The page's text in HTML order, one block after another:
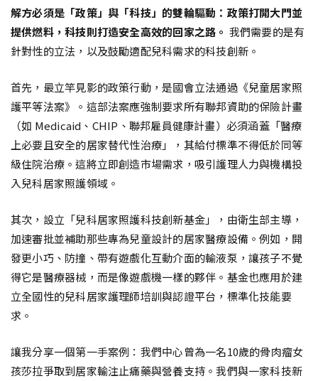
解方必須是「政策」與「科技」的雙輪驅動：政策打開大門並
提供燃料，科技則打造安全高效的回家之路。 我們需要的是有
針對性的立法，以及鼓勵適配兒科需求的科技創新。
首先，最立竿見影的政策行動，是國會立法通過《兒童居家照
護平等法案》。這部法案應強制要求所有聯邦資助的保險計畫
（如 Medicaid、CHIP、聯邦雇員健康計畫）必須涵蓋「醫療
上必要且安全的居家替代性治療」，其給付標準不得低於同等
級住院治療。這將立即創造市場需求，吸引護理人力與機構投
入兒科居家照護領域。
其次，設立「兒科居家照護科技創新基金」，由衛生部主導，
加速審批並補助那些專為兒童設計的居家醫療設備。例如，開
發更小巧、防撞、帶有遊戲化互動介面的輸液泵，讓孩子不覺
得它是醫療器械，而是像遊戲機一樣的夥伴。基金也應用於建
立全國性的兒科居家護理師培訓與認證平台，標準化技能要
求。
讓我分享一個第一手案例：我們中心曾為一名10歲的骨肉瘤女
孩莎拉爭取到居家輸注止痛藥與營養支持。我們與一家科技新